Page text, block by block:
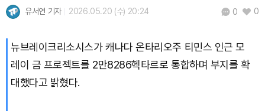
유서연 기자 2026.05.20 (수) 20:24 0 0
뉴브레이크리소시스가 캐나다 온타리오주 티민스 인근 모
레이 금 프로젝트를 2만8286헥타르로 통합하며 부지를 확
대했다고 밝혔다.